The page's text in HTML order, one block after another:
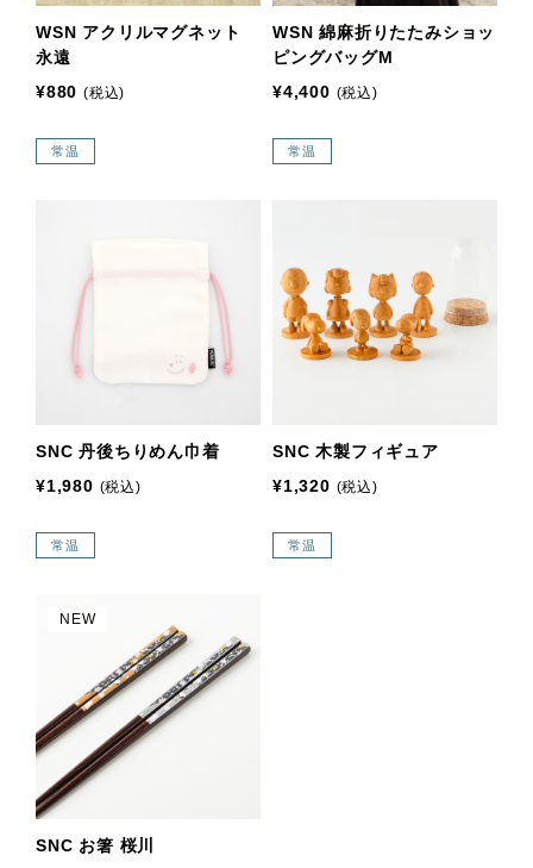
WSN アクリルマグネット
永遠
¥880 (税込)
常温
WSN 綿麻折りたたみショッ
ピングバッグM
¥4,400 (税込)
常温
SNC 丹後ちりめん巾着
¥1,980 (税込)
常温
SNC 木製フィギュア
¥1,320 (税込)
常温
NEW
SNC お箸 桜川